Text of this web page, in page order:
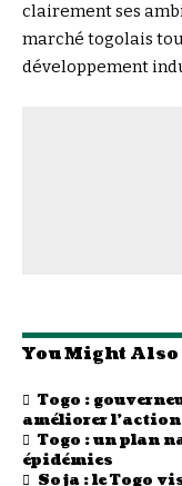
clairement ses
marché togolais
développement
You Might
Togo :
améliorer l’action
Togo : un plan
épidémies
Soja : le Togo